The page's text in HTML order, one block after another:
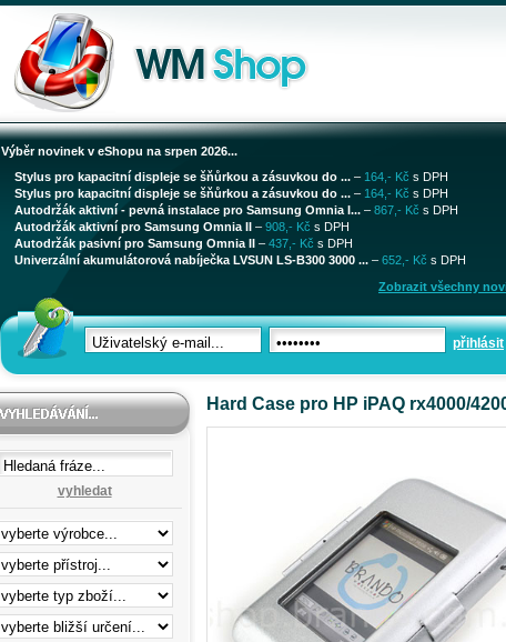
Výběr novinek v eShopu na srpen 2026...
Stylus pro kapacitní displeje se šňůrkou a zásuvkou do ... – 164,- Kč s DPH
Stylus pro kapacitní displeje se šňůrkou a zásuvkou do ... – 164,- Kč s DPH
Autodržák aktivní - pevná instalace pro Samsung Omnia I... – 867,- Kč s DPH
Autodržák aktivní pro Samsung Omnia II – 908,- Kč s DPH
Autodržák pasivní pro Samsung Omnia II – 437,- Kč s DPH
Univerzální akumulátorová nabíječka LVSUN LS-B300 3000 ... – 652,- Kč s DPH
Zobrazit všechny
přihlásit
vyhledat
Hard Case pro HP iPAQ rx4000/